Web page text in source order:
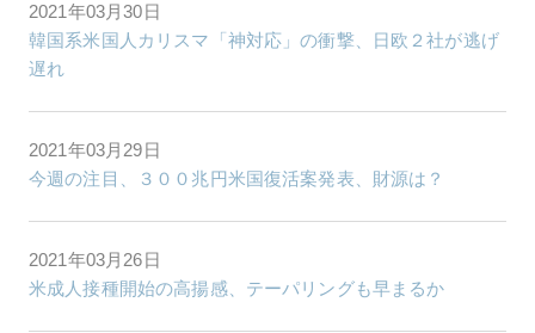
2021年03月30日
韓国系米国人カリスマ「神対応」の衝撃、日欧２社が逃げ
遅れ
2021年03月29日
今週の注目、３００兆円米国復活案発表、財源は？
2021年03月26日
米成人接種開始の高揚感、テーパリングも早まるか